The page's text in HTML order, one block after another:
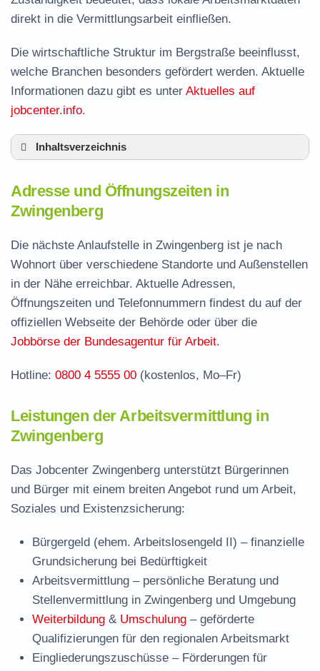
direkt in die Vermittlungsarbeit einfließen.
Die wirtschaftliche Struktur im Bergstraße beeinflusst,
welche Branchen besonders gefördert werden. Aktuelle
Informationen dazu gibt es unter Aktuelles auf
jobcenter.info.
Inhaltsverzeichnis
Leistungen der Arbeitsvermittlung in
Zwingenberg
Termin vereinbaren und Bürgergeld beantragen
Jobcenter Bergstraße – zuständige Stelle
Häufige Fragen rund ums Jobcenter
Adresse und Öffnungszeiten in
Zwingenberg
Die nächste Anlaufstelle in Zwingenberg ist je nach
Wohnort über verschiedene Standorte und Außenstellen
in der Nähe erreichbar. Aktuelle Adressen,
Öffnungszeiten und Telefonnummern findest du auf der
offiziellen Webseite der Behörde oder über die
Jobbörse der Bundesagentur für Arbeit.
Hotline: 0800 4 5555 00 (kostenlos, Mo–Fr)
Leistungen der Arbeitsvermittlung in
Zwingenberg
Das Jobcenter Zwingenberg unterstützt Bürgerinnen
und Bürger mit einem breiten Angebot rund um Arbeit,
Soziales und Existenzsicherung:
Bürgergeld (ehem. Arbeitslosengeld II) – finanzielle
Grundsicherung bei Bedürftigkeit
Arbeitsvermittlung – persönliche Beratung und
Stellenvermittlung in Zwingenberg und Umgebung
Weiterbildung & Umschulung – geförderte
Qualifizierungen für den regionalen Arbeitsmarkt
Eingliederungszuschüsse – Förderungen für